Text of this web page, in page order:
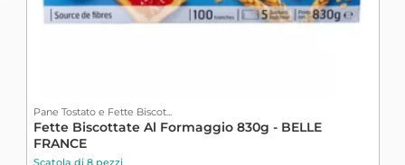
Pane Tostato e Fette Biscot...
Fette Biscottate Al Formaggio 830g - BELLE
FRANCE
Scatola di 8 pezzi